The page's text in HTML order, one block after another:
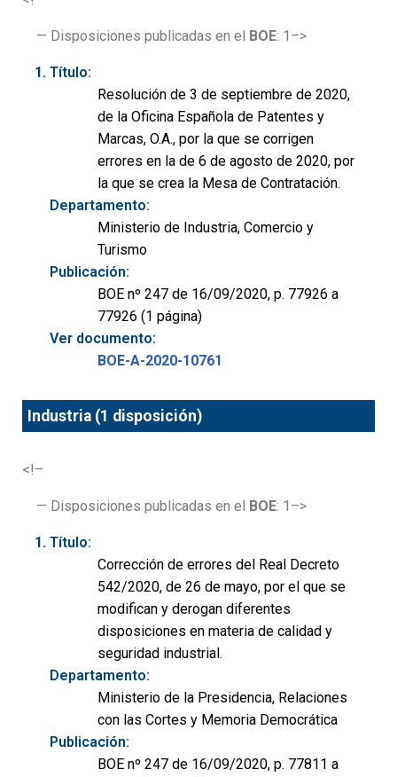
— Disposiciones publicadas en el BOE: 1–>
Título:
Resolución de 3 de septiembre de 2020,
de la Oficina Española de Patentes y
Marcas, O.A., por la que se corrigen
errores en la de 6 de agosto de 2020, por
la que se crea la Mesa de Contratación.
Departamento:
Ministerio de Industria, Comercio y
Turismo
Publicación:
BOE nº 247 de 16/09/2020, p. 77926 a
77926 (1 página)
Ver documento:
BOE-A-2020-10761
Industria (1 disposición)
<!–
— Disposiciones publicadas en el BOE: 1–>
Título:
Corrección de errores del Real Decreto
542/2020, de 26 de mayo, por el que se
modifican y derogan diferentes
disposiciones en materia de calidad y
seguridad industrial.
Departamento:
Ministerio de la Presidencia, Relaciones
con las Cortes y Memoria Democrática
Publicación:
BOE nº 247 de 16/09/2020, p. 77811 a